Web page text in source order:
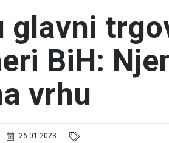
glavni
BiH:
vrhu
26.01.2023.